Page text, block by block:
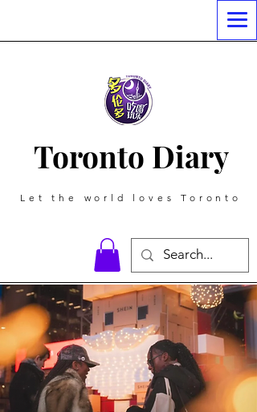
Toronto Diary
Let the world loves Toronto